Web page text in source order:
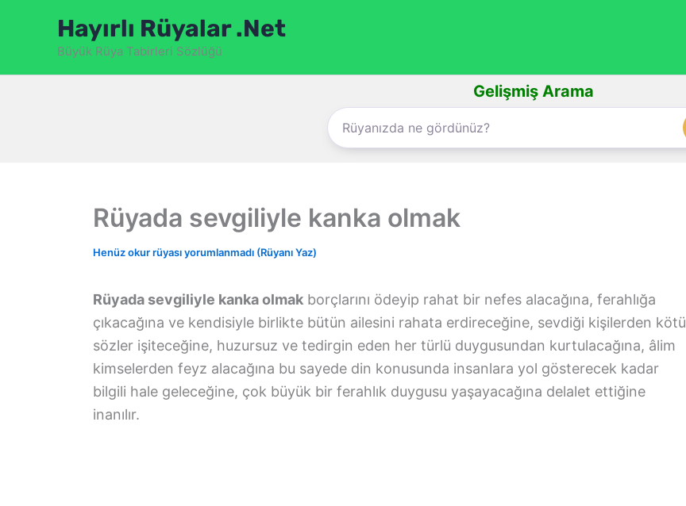
Hayırlı Rüyalar .Net
Büyük Rüya Tabirleri Sözlüğü
Gelişmiş Arama
Rüyada sevgiliyle kanka olmak
Henüz okur rüyası yorumlanmadı (Rüyanı Yaz)
Rüyada sevgiliyle kanka olmak borçlarını ödeyip rahat bir nefes alacağına, ferahlığa
çıkacağına ve kendisiyle birlikte bütün ailesini rahata erdireceğine, sevdiği kişilerden kötü
sözler işiteceğine, huzursuz ve tedirgin eden her türlü duygusundan kurtulacağına, âlim
kimselerden feyz alacağına bu sayede din konusunda insanlara yol gösterecek kadar
bilgili hale geleceğine, çok büyük bir ferahlık duygusu yaşayacağına delalet ettiğine
inanılır.